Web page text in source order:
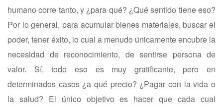
humano corre tanto, y ¿para qué? ¿Qué sentido tiene eso?
Por lo general, para acumular bienes materiales, buscar el
poder, tener éxito, lo cual a menudo únicamente encubre la
necesidad de reconocimiento, de sentirse persona de
valor. Sí, todo eso es muy gratificante, pero en
determinados casos ¿a qué precio? ¿Pagar con la vida o
la salud? El único objetivo es hacer que cada cual